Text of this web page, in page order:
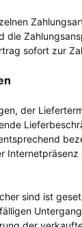
die
sofort zur
der
Internetpräsenz
sind ist